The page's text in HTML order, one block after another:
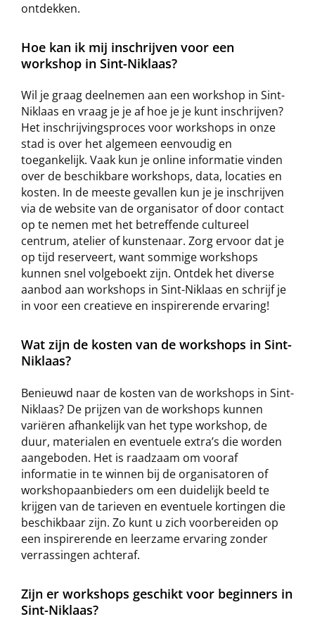
ontdekken.
Hoe kan ik mij inschrijven voor een
workshop in Sint-Niklaas?
Wil je graag deelnemen aan een workshop in Sint-
Niklaas en vraag je je af hoe je je kunt inschrijven?
Het inschrijvingsproces voor workshops in onze
stad is over het algemeen eenvoudig en
toegankelijk. Vaak kun je online informatie vinden
over de beschikbare workshops, data, locaties en
kosten. In de meeste gevallen kun je je inschrijven
via de website van de organisator of door contact
op te nemen met het betreffende cultureel
centrum, atelier of kunstenaar. Zorg ervoor dat je
op tijd reserveert, want sommige workshops
kunnen snel volgeboekt zijn. Ontdek het diverse
aanbod aan workshops in Sint-Niklaas en schrijf je
in voor een creatieve en inspirerende ervaring!
Wat zijn de kosten van de workshops in Sint-
Niklaas?
Benieuwd naar de kosten van de workshops in Sint-
Niklaas? De prijzen van de workshops kunnen
variëren afhankelijk van het type workshop, de
duur, materialen en eventuele extra’s die worden
aangeboden. Het is raadzaam om vooraf
informatie in te winnen bij de organisatoren of
workshopaanbieders om een duidelijk beeld te
krijgen van de tarieven en eventuele kortingen die
beschikbaar zijn. Zo kunt u zich voorbereiden op
een inspirerende en leerzame ervaring zonder
verrassingen achteraf.
Zijn er workshops geschikt voor beginners in
Sint-Niklaas?